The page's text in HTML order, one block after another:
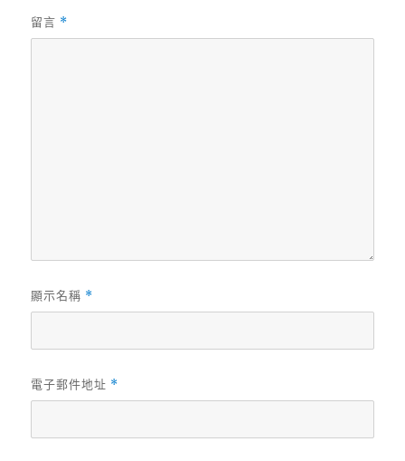
留言 *
顯示名稱 *
電子郵件地址 *